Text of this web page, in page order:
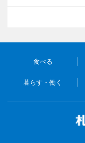
食べる
暮らす・働く